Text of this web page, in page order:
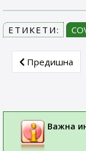
ЕТИКЕТИ:
Previous
Предишна
Важна